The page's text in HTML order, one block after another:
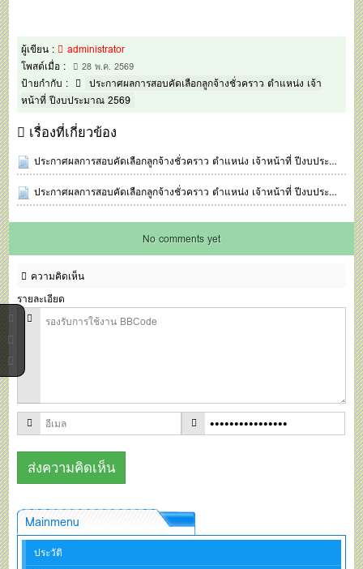
ผู้เขียน :
administrator
โพสต์เมื่อ :
28 พ.ค. 2569
ป้ายกำกับ :
ประกาศผลการสอบคัดเลือกลูกจ้างชั่วคราว ตำแหน่ง เจ้า
หน้าที่ ปีงบประมาณ 2569
เรื่องที่เกี่ยวข้อง
ประกาศผลการสอบคัดเลือกลูกจ้างชั่วคราว ตำแหน่ง เจ้าหน้าที่ ปีงบประมาณ 2569
ประกาศผลการสอบคัดเลือกลูกจ้างชั่วคราว ตำแหน่ง เจ้าหน้าที่ ปีงบประมาณ 2569
No comments yet
ความคิดเห็น
รายละเอียด
Mainmenu
ประวัติ